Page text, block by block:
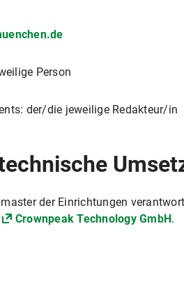
Person
der/die jeweilige Redakteur/in
der Einrichtungen
Crownpeak Technology GmbH.